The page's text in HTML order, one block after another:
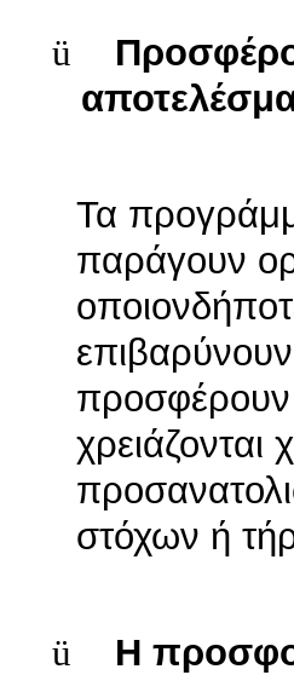
ü
Τα
παράγουν
προσφέρουν
χρειάζονται
στόχων ή
ü
Η